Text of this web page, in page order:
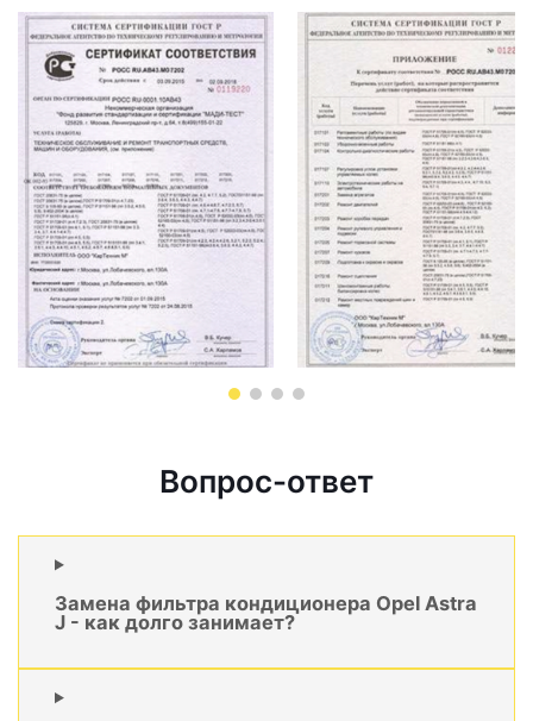
Вопрос-ответ
Замена фильтра кондиционера Opel Astra
J - как долго занимает?